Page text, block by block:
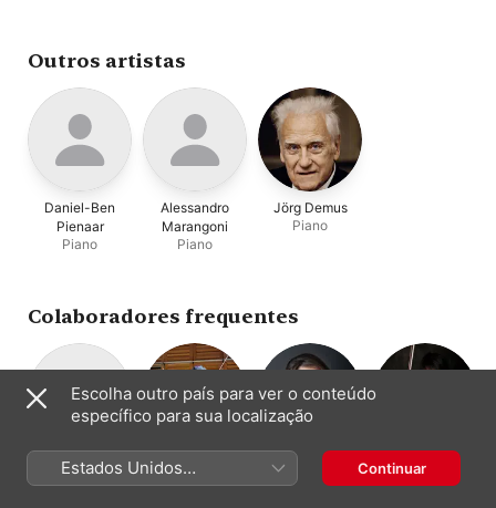
Outros artistas
Daniel-Ben
Pienaar
Piano
Alessandro
Marangoni
Piano
Jörg Demus
Piano
Colaboradores frequentes
Peter Sheppard
Skærved
Kreutzer Quartet
Quarteto de
Rashidova
Narimichi
Kawabata
Escolha outro país para ver o conteúdo
específico para sua localização
Estados Unidos
(Português Brasil)
Continuar